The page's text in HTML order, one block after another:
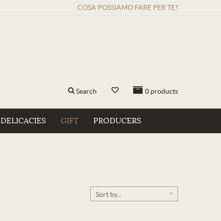
COSA POSSIAMO FARE PER TE?
0 products
Search
DELICACIES GIFT PRODUCERS
Sort by...